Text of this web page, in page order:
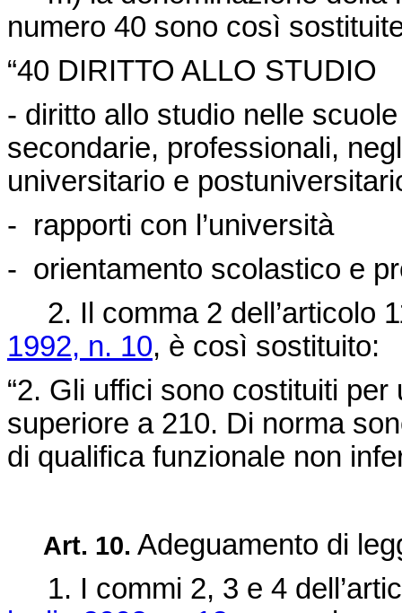
numero 40 sono così
“40 DIRITTO ALLO STUDIO
- diritto allo studio nelle
secondarie, professionali,
universitario e
- rapporti con l’università
- orientamento scolastico e
2. Il comma 2 dell’articolo
1992, n. 10, è così sostituito:
“2. Gli uffici sono costituiti
superiore a 210. Di norma
di qualifica funzionale non
Art. 10. Adeguamento di
1. I commi 2, 3 e 4